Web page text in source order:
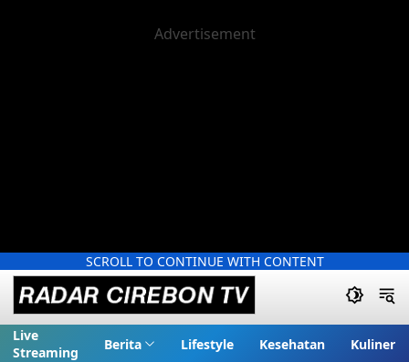
SCROLL TO CONTINUE WITH CONTENT
Live
Streaming
Berita Lifestyle Kesehatan Kuliner